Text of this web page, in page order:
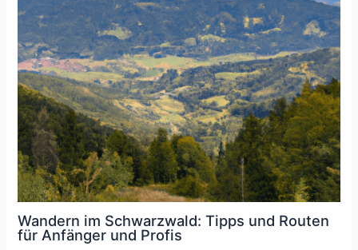
Wandern im Schwarzwald: Tipps und Routen
für Anfänger und Profis